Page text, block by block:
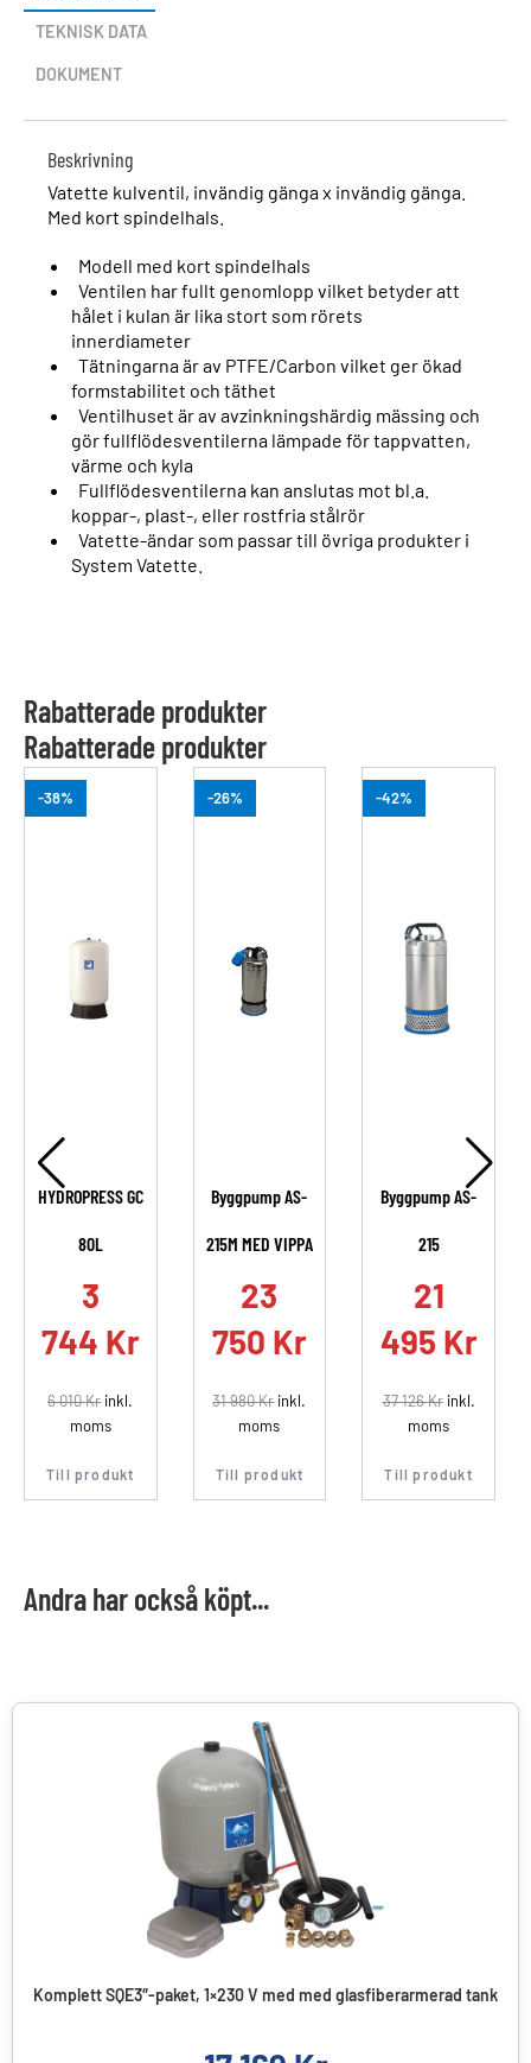
TEKNISK DATA
DOKUMENT
Beskrivning
Vatette kulventil, invändig gänga x invändig gänga.
Med kort spindelhals.
Modell med kort spindelhals
Ventilen har fullt genomlopp vilket betyder att
hålet i kulan är lika stort som rörets
innerdiameter
Tätningarna är av PTFE/Carbon vilket ger ökad
formstabilitet och täthet
Ventilhuset är av avzinkningshärdig mässing och
gör fullflödesventilerna lämpade för tappvatten,
värme och kyla
Fullflödesventilerna kan anslutas mot bl.a.
koppar-, plast-, eller rostfria stålrör
Vatette-ändar som passar till övriga produkter i
System Vatette.
Rabatterade produkter
Rabatterade produkter
-38%
HYDROPRESS GC
80L
3
744 Kr
6 010Krinkl.
moms
Till produkt
-26%
Byggpump AS-
215M MED VIPPA
23
750 Kr
31 980Krinkl.
moms
Till produkt
-42%
Byggpump AS-
215
21
495 Kr
37 126Krinkl.
moms
Till produkt
Andra har också köpt...
Komplett SQE3″-paket, 1×230 V med med glasfiberarmerad tank